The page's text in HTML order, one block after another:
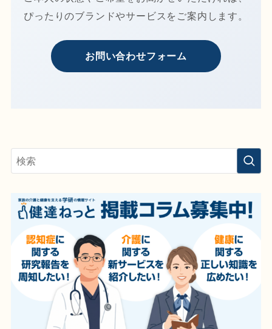
ぴったりのブランドやサービスをご案内します。
お問い合わせフォーム